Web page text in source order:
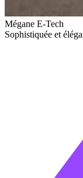
Mégane E-Tech
Sophistiquée et